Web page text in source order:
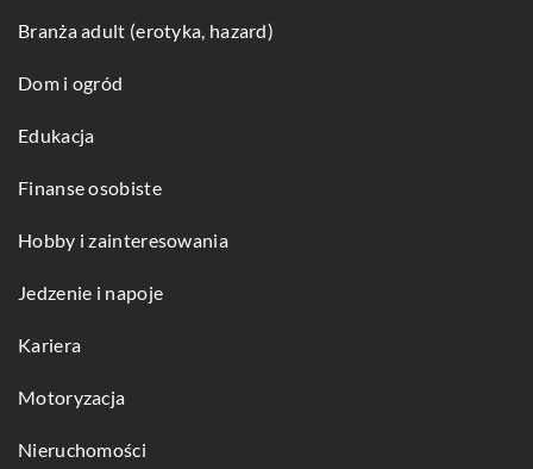
Branża adult (erotyka, hazard)
Dom i ogród
Edukacja
Finanse osobiste
Hobby i zainteresowania
Jedzenie i napoje
Kariera
Motoryzacja
Nieruchomości